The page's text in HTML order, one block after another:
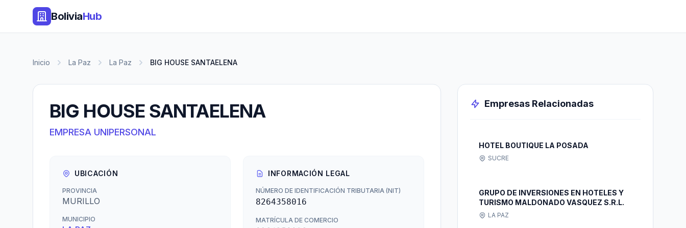
BoliviaHub
Inicio La Paz La Paz BIG HOUSE SANTAELENA
BIG HOUSE SANTAELENA
EMPRESA UNIPERSONAL
UBICACIÓN
PROVINCIA
MURILLO
MUNICIPIO
INFORMACIÓN LEGAL
NÚMERO DE IDENTIFICACIÓN TRIBUTARIA (NIT)
8264358016
MATRÍCULA DE COMERCIO
Empresas Relacionadas
HOTEL BOUTIQUE LA POSADA
SUCRE
GRUPO DE INVERSIONES EN HOTELES Y
TURISMO MALDONADO VASQUEZ S.R.L.
LA PAZ